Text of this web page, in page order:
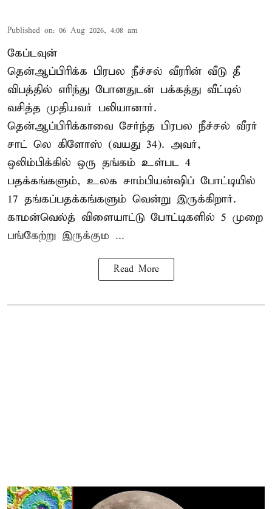
Published on: 06 Aug 2026, 4:08 am
கேப்டவுன்
தென்ஆப்பிரிக்க பிரபல நீச்சல் வீரரின் வீடு தீ
விபத்தில் எரிந்து போனதுடன் பக்கத்து வீட்டில்
வசித்த முதியவர் பலியானார்.
தென்ஆப்பிரிக்காவை சேர்ந்த பிரபல நீச்சல் வீரர்
சாட் லெ கிளோஸ் (வயது 34). அவர்,
ஒலிம்பிக்கில் ஒரு தங்கம் உள்பட 4
பதக்கங்களும், உலக சாம்பியன்ஷிப் போட்டியில்
17 தங்கப்பதக்கங்களும் வென்று இருக்கிறார்.
காமன்வெல்த் விளையாட்டு போட்டிகளில் 5 முறை
பங்கேற்று இருக்கும ...
Read More